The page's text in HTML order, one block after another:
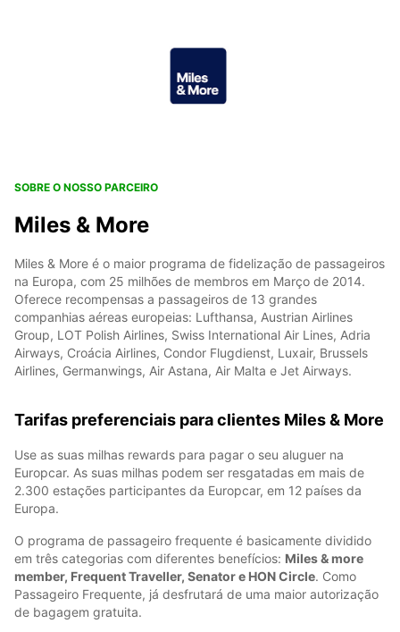
SOBRE O NOSSO PARCEIRO
Miles & More
Miles & More é o maior programa de fidelização de passageiros
na Europa, com 25 milhões de membros em Março de 2014.
Oferece recompensas a passageiros de 13 grandes
companhias aéreas europeias: Lufthansa, Austrian Airlines
Group, LOT Polish Airlines, Swiss International Air Lines, Adria
Airways, Croácia Airlines, Condor Flugdienst, Luxair, Brussels
Airlines, Germanwings, Air Astana, Air Malta e Jet Airways.
Tarifas preferenciais para clientes Miles & More
Use as suas milhas rewards para pagar o seu aluguer na
Europcar. As suas milhas podem ser resgatadas em mais de
2.300 estações participantes da Europcar, em 12 países da
Europa.
O programa de passageiro frequente é basicamente dividido
em três categorias com diferentes benefícios: Miles & more
member, Frequent Traveller, Senator e HON Circle. Como
Passageiro Frequente, já desfrutará de uma maior autorização
de bagagem gratuita.